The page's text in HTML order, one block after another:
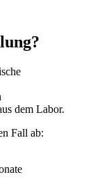
dem Labor.
Fall ab: